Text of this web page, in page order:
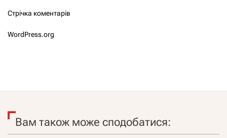
Стрічка коментарів
WordPress.org
Вам також може сподобатися: